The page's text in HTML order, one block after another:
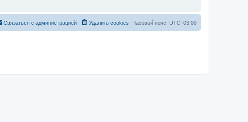
Часовой пояс: UTC+03:00
Удалить cookies
Связаться с администрацией